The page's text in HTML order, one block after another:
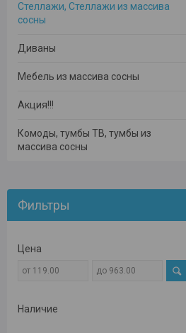
Стеллажи, Стеллажи из массива
сосны
Диваны
Мебель из массива сосны
Акция!!!
Комоды, тумбы ТВ, тумбы из
массива сосны
Фильтры
Цена
Наличие